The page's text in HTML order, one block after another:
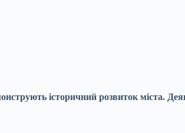
історичний розвиток міста.